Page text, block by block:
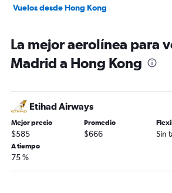
Vuelos desde Hong Kong
La mejor aerolínea para
Madrid a Hong Kong
Etihad Airways
Mejor precio
$585
Promedio
$666 Sin
A tiempo
75 %